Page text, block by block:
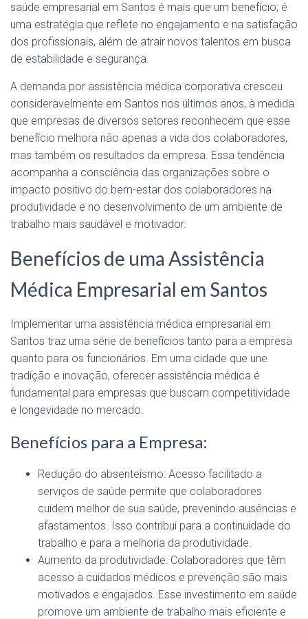
saúde empresarial em Santos é mais que um benefício; é
uma estratégia que reflete no engajamento e na satisfação
dos profissionais, além de atrair novos talentos em busca
de estabilidade e segurança.
A demanda por assistência médica corporativa cresceu
consideravelmente em Santos nos últimos anos, à medida
que empresas de diversos setores reconhecem que esse
benefício melhora não apenas a vida dos colaboradores,
mas também os resultados da empresa. Essa tendência
acompanha a consciência das organizações sobre o
impacto positivo do bem-estar dos colaboradores na
produtividade e no desenvolvimento de um ambiente de
trabalho mais saudável e motivador.
Benefícios de uma Assistência
Médica Empresarial em Santos
Implementar uma assistência médica empresarial em
Santos traz uma série de benefícios tanto para a empresa
quanto para os funcionários. Em uma cidade que une
tradição e inovação, oferecer assistência médica é
fundamental para empresas que buscam competitividade
e longevidade no mercado.
Benefícios para a Empresa:
Redução do absenteísmo: Acesso facilitado a
serviços de saúde permite que colaboradores
cuidem melhor de sua saúde, prevenindo ausências e
afastamentos. Isso contribui para a continuidade do
trabalho e para a melhoria da produtividade.
Aumento da produtividade: Colaboradores que têm
acesso a cuidados médicos e prevenção são mais
motivados e engajados. Esse investimento em saúde
promove um ambiente de trabalho mais eficiente e